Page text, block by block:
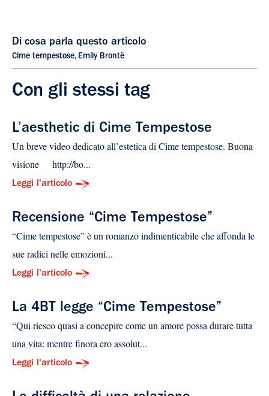
Di cosa parla questo articolo
Cime tempestose, Emily Brontë
Con gli stessi tag
L’aesthetic di Cime Tempestose
Un breve video dedicato all’estetica di Cime tempestose. Buona
visione http://bo...
Leggi l'articolo
Recensione “Cime Tempestose”
“Cime tempestose” è un romanzo indimenticabile che affonda le
sue radici nelle emozioni...
Leggi l'articolo
La 4BT legge “Cime Tempestose”
“Qui riesco quasi a concepire come un amore possa durare tutta
una vita: mentre finora ero assolut...
Leggi l'articolo